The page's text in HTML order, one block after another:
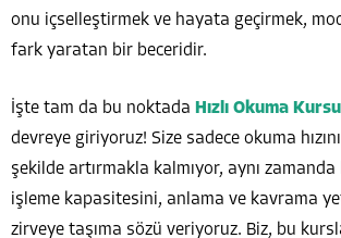
onu içselleştirmek ve hayata geçirmek,
fark yaratan bir beceridir.
İşte tam da bu noktada Hızlı Okuma
devreye giriyoruz! Size sadece okuma
şekilde artırmakla kalmıyor, aynı
işleme kapasitesini, anlama ve kavrama
zirveye taşıma sözü veriyoruz. Biz, bu